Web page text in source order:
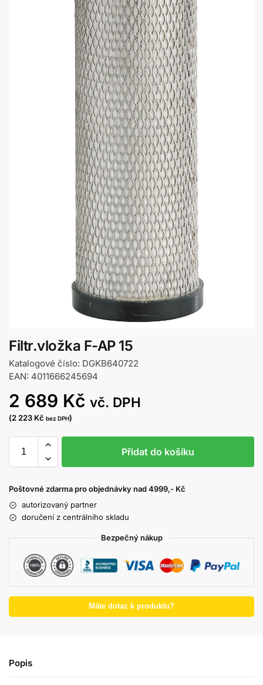
Filtr.vložka F-AP 15
Katalogové číslo: DGKB640722
EAN: 4011666245694
2 689 Kč vč. DPH
(2 223 Kč bez DPH)
Přidat do košíku
Poštovné zdarma pro objednávky nad 4999,- Kč
autorizovaný partner
doručení z centrálního skladu
Bezpečný nákup
Máte dotaz k produktu?
Popis